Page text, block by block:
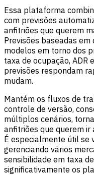
Essa plataforma
com previsões
anfitriões que querem
Previsões baseadas
modelos em torno dos
taxa de ocupação, ADR
previsões respondam
mudam.
Mantém os fluxos de
controle de versão,
múltiplos cenários,
anfitriões que querem
É especialmente útil se
gerenciando vários
sensibilidade em taxa
significativamente os